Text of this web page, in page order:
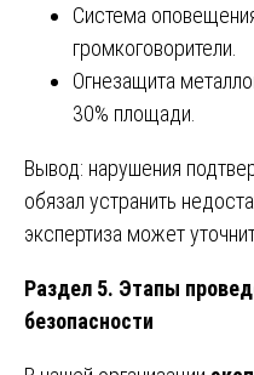
Система
громкоговорители.
Огнезащита
30% площади.
Вывод: нарушения
обязал устранить
экспертиза может
Раздел 5. Этапы
безопасности